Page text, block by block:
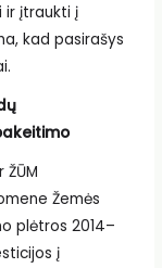
ir įtraukti į
kad pasirašys
Žemės
plėtros 2014–
į